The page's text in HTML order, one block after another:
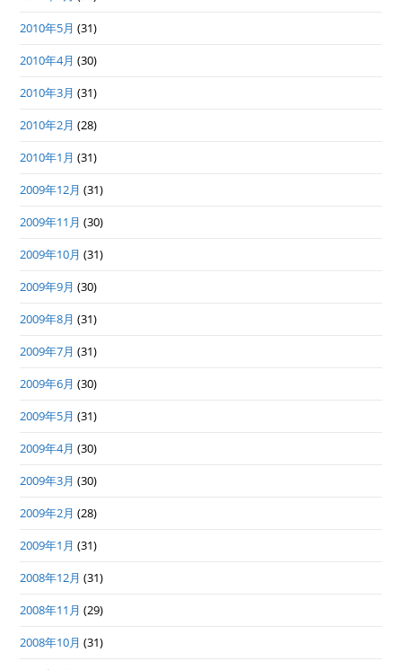
2010年5月 (31)
2010年4月 (30)
2010年3月 (31)
2010年2月 (28)
2010年1月 (31)
2009年12月 (31)
2009年11月 (30)
2009年10月 (31)
2009年9月 (30)
2009年8月 (31)
2009年7月 (31)
2009年6月 (30)
2009年5月 (31)
2009年4月 (30)
2009年3月 (30)
2009年2月 (28)
2009年1月 (31)
2008年12月 (31)
2008年11月 (29)
2008年10月 (31)